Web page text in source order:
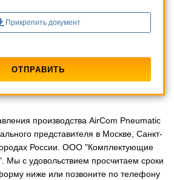
Прикрепить документ
производства AirCom Pneumatic
представителя в Москве, Санкт-
России. ООО "Комплектующие
Мы с удовольствием просчитаем сроки
ниже или позвоните по телефону